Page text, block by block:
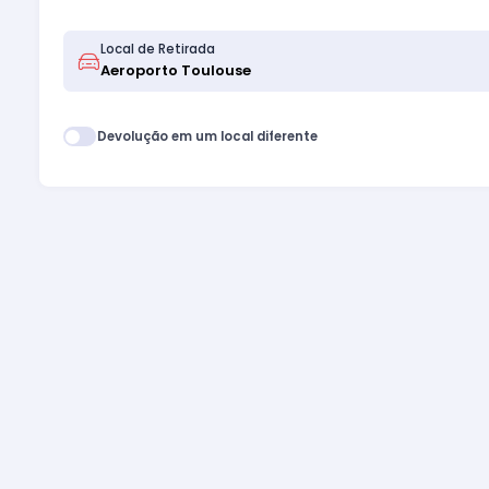
Local de Retirada
Devolução em um local diferente